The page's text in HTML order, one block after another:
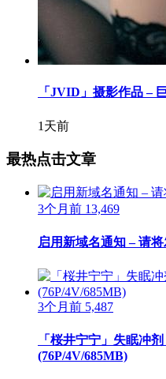
「JVID」摄影作品 –
1天前
最热点击文章
3个月前 13,469
启用新域名通知 – 请
3个月前 5,487
「桜井宁宁」失眠冲
(76P/4V/685MB)